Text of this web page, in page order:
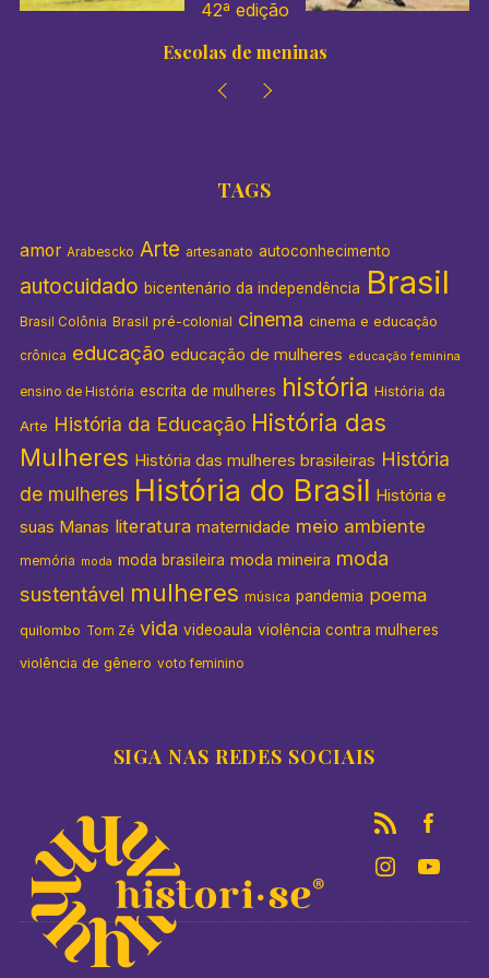
42ª edição
Escolas de meninas
TAGS
amor Arabescko Arte artesanato autoconhecimento
autocuidado bicentenário da independência Brasil
Brasil Colônia Brasil pré-colonial cinema cinema e educação
crônica educação educação de mulheres educação feminina
ensino de História escrita de mulheres história História da
Arte História da Educação História das
Mulheres História das mulheres brasileiras História
de mulheres História do Brasil História e
suas Manas literatura maternidade meio ambiente
memória moda moda brasileira moda mineira moda
sustentável mulheres música pandemia poema
quilombo Tom Zé vida videoaula violência contra mulheres
violência de gênero voto feminino
SIGA NAS REDES SOCIAIS